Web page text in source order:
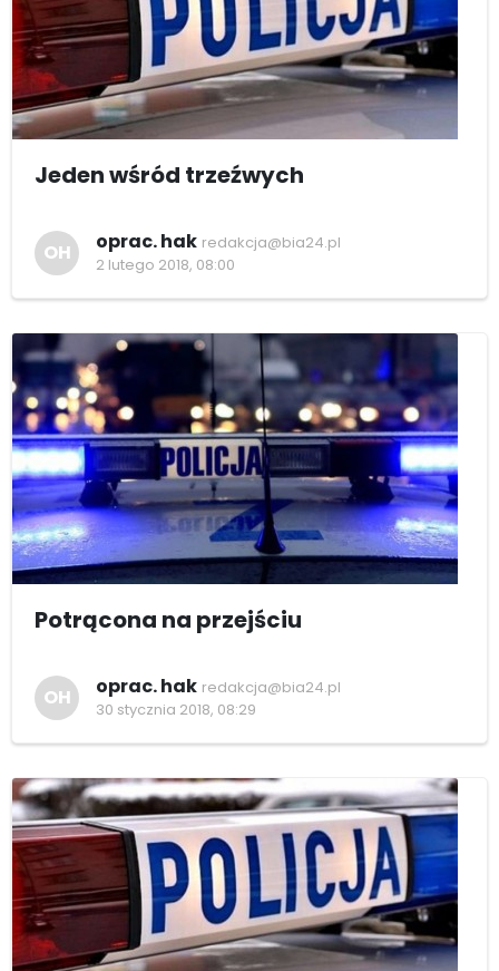
Jeden wśród trzeźwych
OH oprac. hak redakcja@bia24.pl
2 lutego 2018, 08:00
Potrącona na przejściu
OH oprac. hak redakcja@bia24.pl
30 stycznia 2018, 08:29